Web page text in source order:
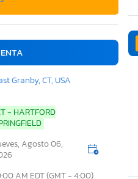
Granby, CT, USA
- HARTFORD
Agosto 06,
AM EDT (GMT - 4:00)